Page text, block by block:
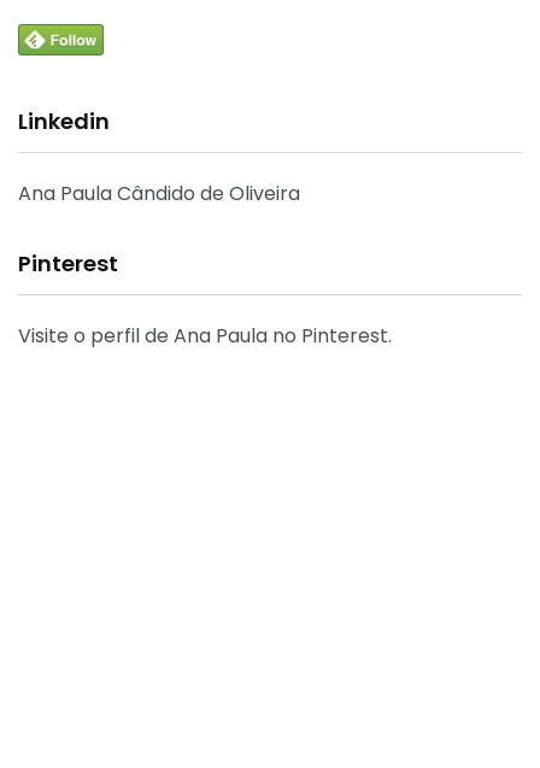
Linkedin
Ana Paula Cândido de Oliveira
Pinterest
Visite o perfil de Ana Paula no Pinterest.